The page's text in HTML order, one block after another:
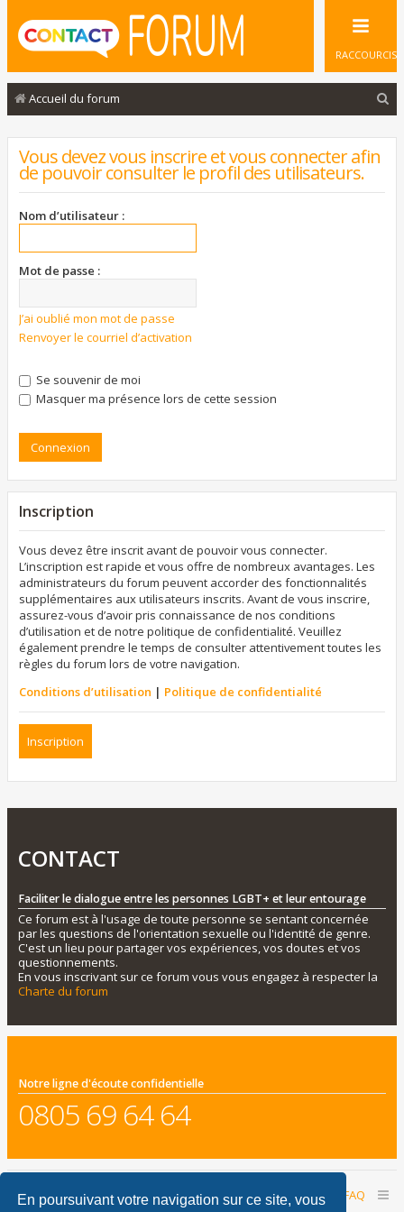
En poursuivant votre navigation sur ce site, vous
RACCOURCIS
Accueil du forum
Vous devez vous inscrire et vous connecter afin
de pouvoir consulter le profil des utilisateurs.
Nom d’utilisateur :
Mot de passe :
J’ai oublié mon mot de passe
Renvoyer le courriel d’activation
Se souvenir de moi
Masquer ma présence lors de cette session
Inscription
Vous devez être inscrit avant de pouvoir vous connecter.
L’inscription est rapide et vous offre de nombreux avantages. Les
administrateurs du forum peuvent accorder des fonctionnalités
supplémentaires aux utilisateurs inscrits. Avant de vous inscrire,
assurez-vous d’avoir pris connaissance de nos conditions
d’utilisation et de notre politique de confidentialité. Veuillez
également prendre le temps de consulter attentivement toutes les
règles du forum lors de votre navigation.
Conditions d’utilisation | Politique de confidentialité
Inscription
CONTACT
Faciliter le dialogue entre les personnes LGBT+ et leur entourage
Ce forum est à l'usage de toute personne se sentant concernée
par les questions de l'orientation sexuelle ou l'identité de genre.
C'est un lieu pour partager vos expériences, vos doutes et vos
questionnements.
En vous inscrivant sur ce forum vous vous engagez à respecter la
Charte du forum
Notre ligne d'écoute confidentielle
0805 69 64 64
Accueil du forum FAQ
Nous contacter